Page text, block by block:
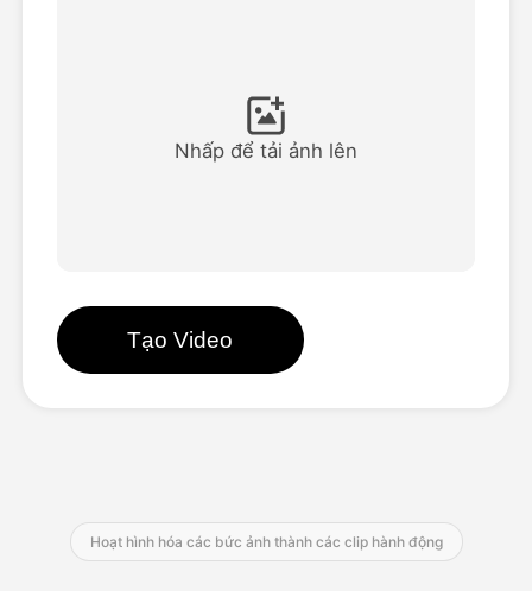
Xem tất cả mẫu
Blog
Nhấp để tải ảnh lên
Tạo Video
Hoạt hình hóa các bức ảnh thành các clip hành động